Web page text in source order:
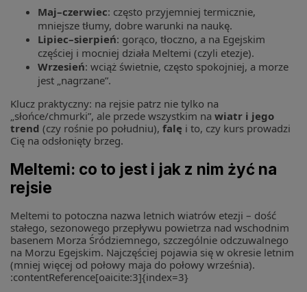
Maj–czerwiec: często przyjemniej termicznie,
mniejsze tłumy, dobre warunki na naukę.
Lipiec–sierpień: gorąco, tłoczno, a na Egejskim
częściej i mocniej działa Meltemi (czyli etezje).
Wrzesień: wciąż świetnie, często spokojniej, a morze
jest „nagrzane”.
Klucz praktyczny: na rejsie patrz nie tylko na
„słońce/chmurki”, ale przede wszystkim na wiatr i jego
trend (czy rośnie po południu), falę i to, czy kurs prowadzi
Cię na odsłonięty brzeg.
Meltemi: co to jest i jak z nim żyć na
rejsie
Meltemi to potoczna nazwa letnich wiatrów etezji – dość
stałego, sezonowego przepływu powietrza nad wschodnim
basenem Morza Śródziemnego, szczególnie odczuwalnego
na Morzu Egejskim. Najczęściej pojawia się w okresie letnim
(mniej więcej od połowy maja do połowy września).
:contentReference[oaicite:3]{index=3}